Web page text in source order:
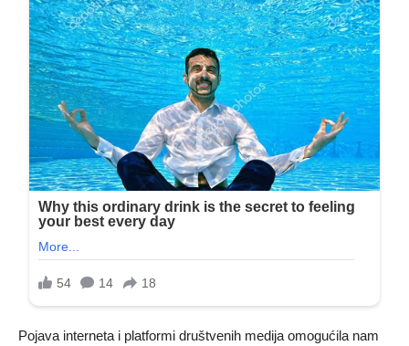
Pojava interneta i platformi društvenih medija omogućila nam